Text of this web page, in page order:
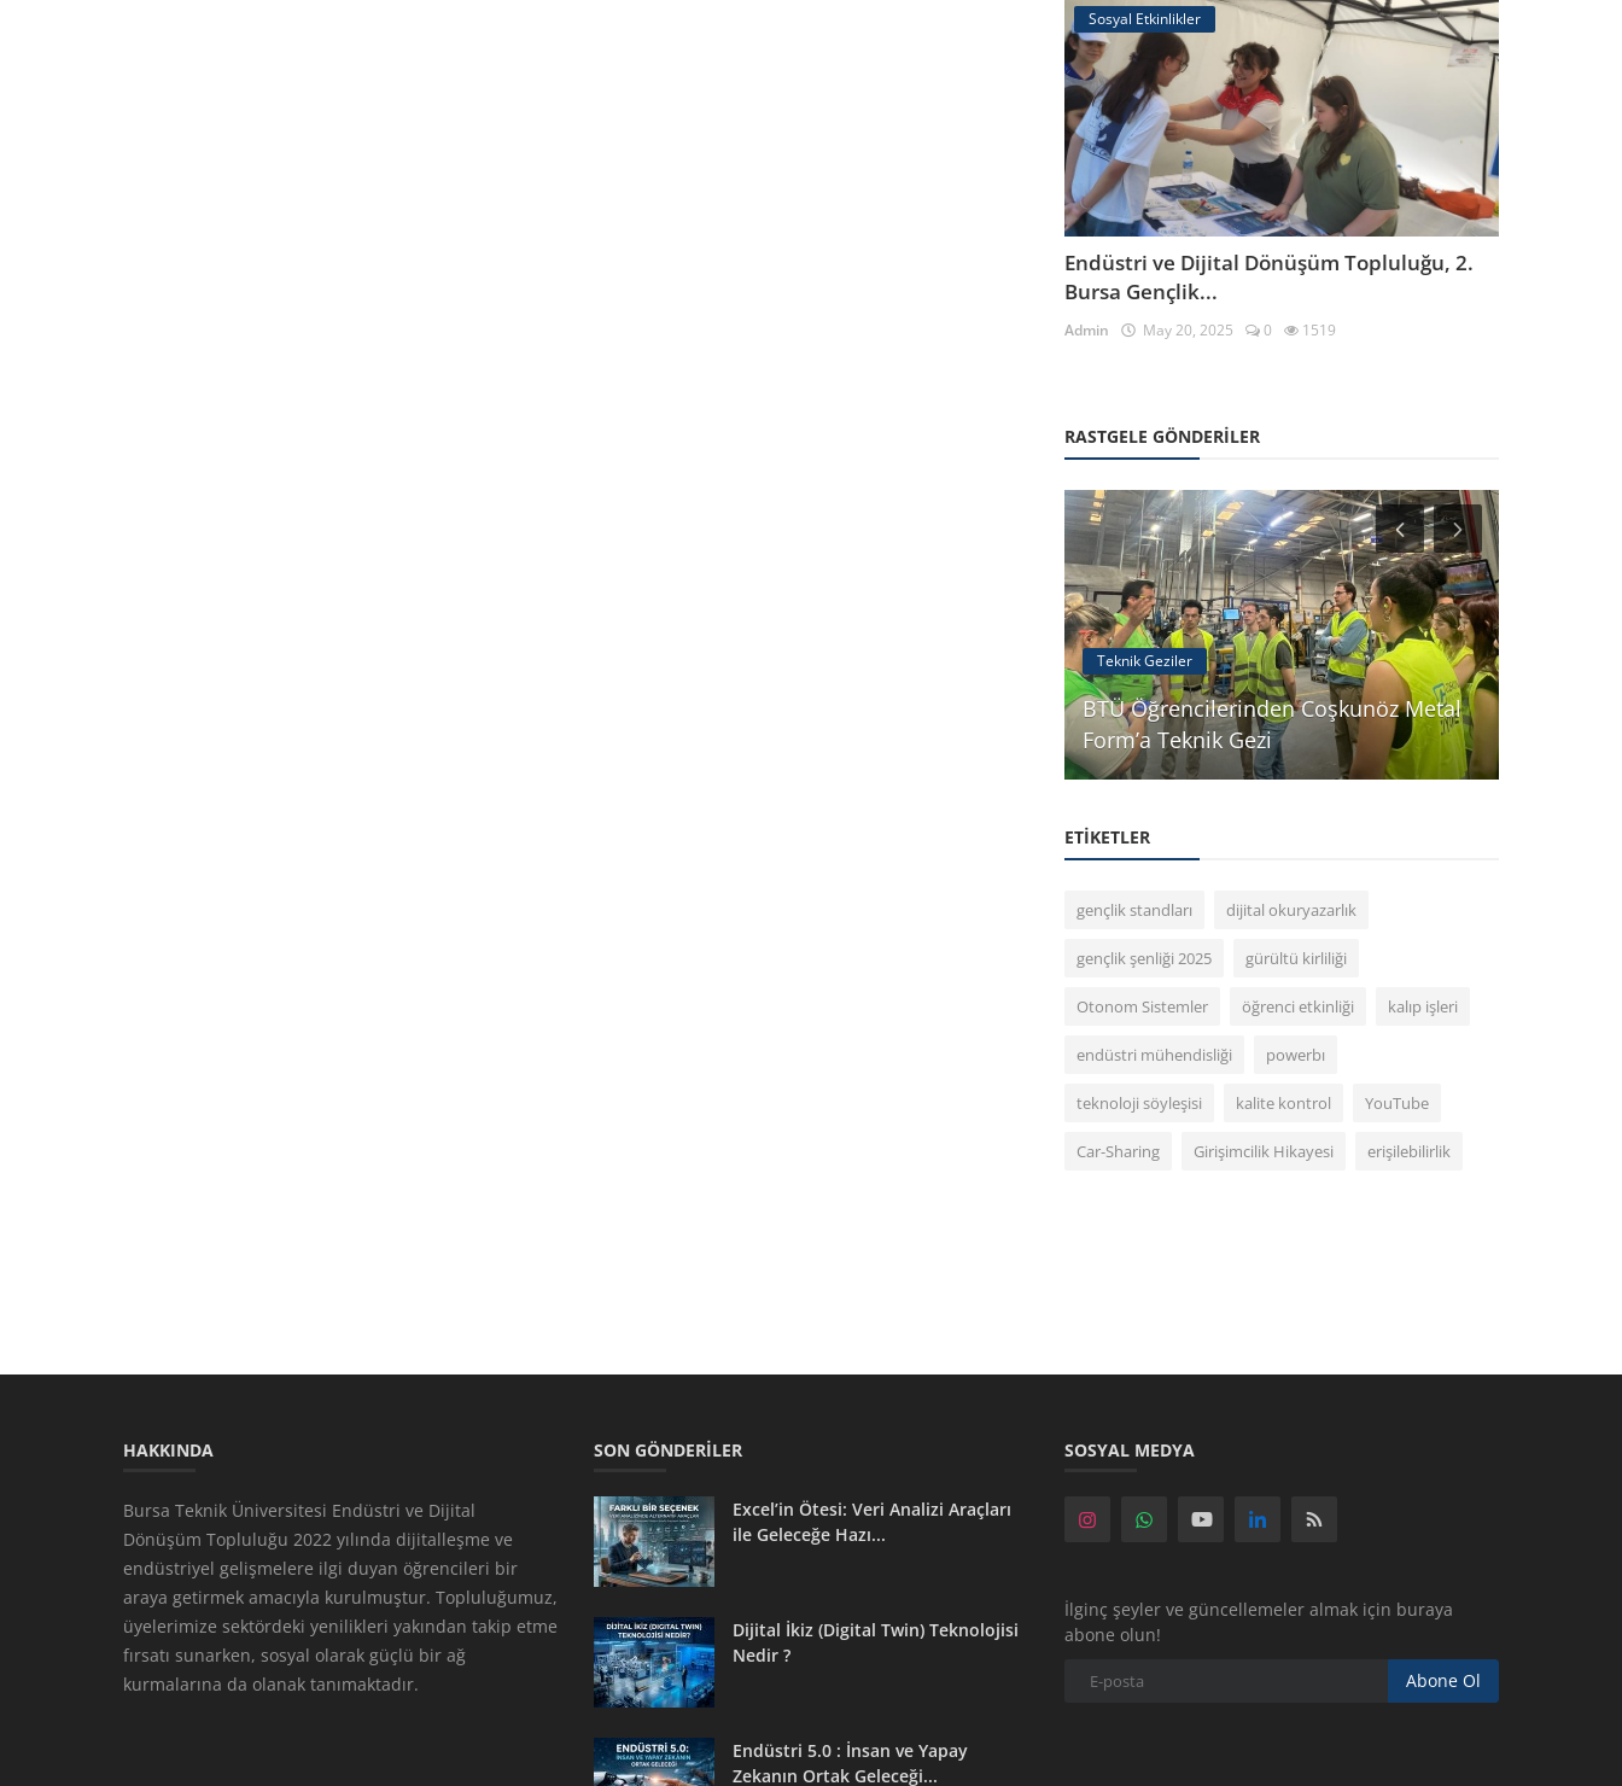
Sosyal Etkinlikler
Endüstri ve Dijital Dönüşüm Topluluğu, 2.
Bursa Gençlik...
Admin May 20, 2025 0 1519
RASTGELE GÖNDERILER
Teknik Geziler
BTÜ Öğrencilerinden Coşkunöz Metal
Form’a Teknik Gezi
ETIKETLER
gençlik standları dijital okuryazarlık
gençlik şenliği 2025 gürültü kirliliği
Otonom Sistemler öğrenci etkinliği kalıp işleri
endüstri mühendisliği powerbı
teknoloji söyleşisi kalite kontrol YouTube
Car-Sharing Girişimcilik Hikayesi erişilebilirlik
HAKKINDA
Bursa Teknik Üniversitesi Endüstri ve Dijital
Dönüşüm Topluluğu 2022 yılında dijitalleşme ve
endüstriyel gelişmelere ilgi duyan öğrencileri bir
araya getirmek amacıyla kurulmuştur. Topluluğumuz,
üyelerimize sektördeki yenilikleri yakından takip etme
fırsatı sunarken, sosyal olarak güçlü bir ağ
kurmalarına da olanak tanımaktadır.
SON GÖNDERILER
Excel’in Ötesi: Veri Analizi Araçları
ile Geleceğe Hazı...
Dijital İkiz (Digital Twin) Teknolojisi
Nedir ?
Endüstri 5.0 : İnsan ve Yapay
Zekanın Ortak Geleceği...
SOSYAL MEDYA
İlginç şeyler ve güncellemeler almak için buraya
abone olun!
Abone Ol